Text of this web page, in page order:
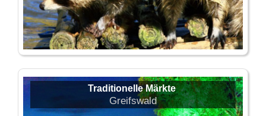
Traditionelle Märkte
Greifswald